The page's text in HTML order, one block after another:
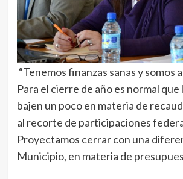
“Tenemos finanzas sanas y
Para el cierre de año es normal que
bajen un poco en materia de
al recorte de participaciones
Proyectamos cerrar con una
Municipio, en materia de